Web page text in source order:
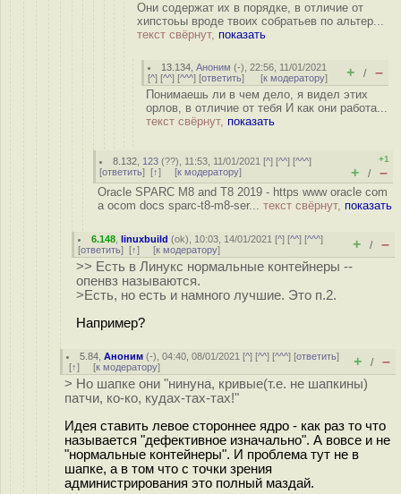
Они содержат их в порядке, в отличие от
хипстоьы вроде твоих собратьев по альтер...
текст свёрнут, показать
13.134 ,Аноним (-), 22:56, 11/01/2021
[^] [^^] [^^^] [ответить] [к модератору] + / –
Понимаешь ли в чем дело, я видел этих
орлов, в отличие от тебя И как они работа...
текст свёрнут, показать
8.132 123 (??), 11:53, 11/01/2021 [^] [^^] [^^^]
[ответить] [↑] [к модератору]
+1
+ / –
Oracle SPARC M8 and T8 2019 - https www oracle com
a ocom docs sparc-t8-m8-ser... текст свёрнут, показать
6.148 ,linuxbuild (ok), 10:03, 14/01/2021 [^] [^^] [^^^]
[ответить] [↑] [к модератору] + / –
>> Есть в Линукс нормальные контейнеры --
опенвз называются.
>Есть, но есть и намного лучшие. Это п.2.
Например?
5.84 ,Аноним (-), 04:40, 08/01/2021 [^] [^^] [^^^] [ответить]
[↑] [к модератору] + / –
> Но шапке они "нинуна, кривые(т.е. не шапкины)
патчи, ко-ко, кудах-тах-тах!"
Идея ставить левое стороннее ядро - как раз то что
называется "дефективное изначально". А вовсе и не
"нормальные контейнеры". И проблема тут не в
шапке, а в том что с точки зрения
администрирования это полный маздай.